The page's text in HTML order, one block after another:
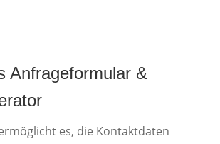
Anfrageformular &
es, die Kontaktdaten